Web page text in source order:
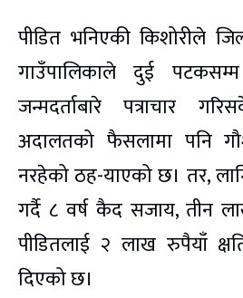
पीडित भनिएकी किशोरीले
गाउँपालिकाले दुई
जन्मदर्ताबारे पत्राचार
अदालतको फैसलामा पनि
नरहेको ठह-याएको छ। तर,
गर्दै ८ वर्ष कैद सजाय, तीन
पीडितलाई २ लाख रुपैयाँ
दिएको छ।